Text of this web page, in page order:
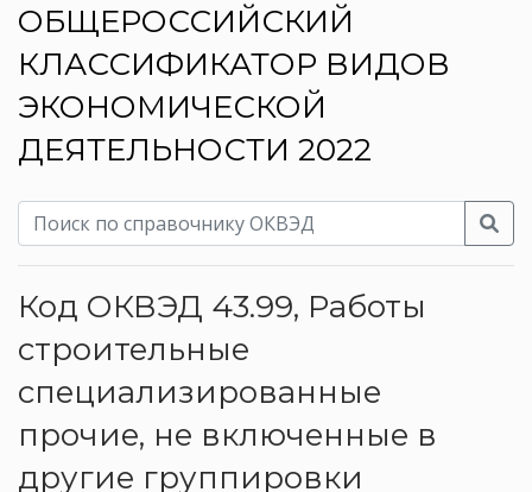
ОБЩЕРОССИЙСКИЙ
КЛАССИФИКАТОР ВИДОВ
ЭКОНОМИЧЕСКОЙ
ДЕЯТЕЛЬНОСТИ 2022
Код ОКВЭД 43.99, Работы
строительные
специализированные
прочие, не включенные в
другие группировки